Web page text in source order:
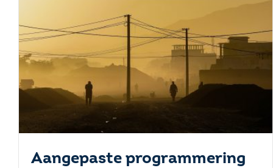
Aangepaste programmering